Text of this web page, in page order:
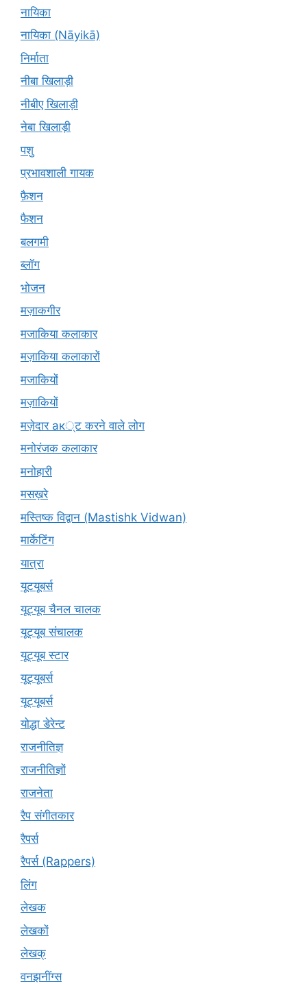
नायिका
नायिका (Nāyikā)
निर्माता
नीबा खिलाड़ी
नीबीए खिलाड़ी
नेबा खिलाड़ी
पशु
प्रभावशाली गायक
फ़ैशन
फैशन
बलगमी
ब्लॉग
भोजन
मज़ाकगीर
मजाकिया कलाकार
मज़ाकिया कलाकारों
मजाकियों
मज़ाकियों
मज़ेदार ак्ट करने वाले लोग
मनोरंजक कलाकार
मनोहारी
मसख़रे
मस्तिष्क विद्वान (Mastishk Vidwan)
मार्केटिंग
यात्रा
यूटयूबर्स
यूट्यूब चैनल चालक
यूट्यूब संचालक
यूट्यूब स्टार
यूट्यूबर्स
यूट्‍यूबर्स
योद्धा डेरेन्ट
राजनीतिज्ञ
राजनीतिज्ञों
राजनेता
रैप संगीतकार
रैपर्स
रैपर्स (Rappers)
लिंग
लेखक
लेखकों
लेखक्
वनझनींग्स